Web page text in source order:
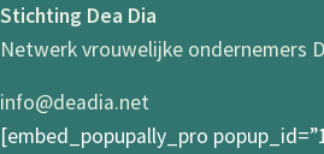
Stichting Dea Dia
Netwerk vrouwelijke ondernemers
info@deadia.net
[embed_popupally_pro